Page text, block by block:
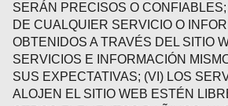
SERÁN PRECISOS O
DE CUALQUIER SERVICIO O
OBTENIDOS A TRAVÉS DEL SITIO
SERVICIOS E INFORMACIÓN
SUS EXPECTATIVAS; (VI) LOS
ALOJEN EL SITIO WEB ESTÉN